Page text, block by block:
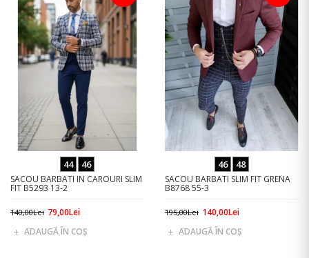
44 46
SACOU BARBATI IN CAROURI SLIM
FIT B5293 13-2
140,00Lei 79,00Lei
ADAUGĂ ÎN COŞ
46 48
SACOU BARBATI SLIM FIT GRENA
B8768 55-3
195,00Lei 140,00Lei
ADAUGĂ ÎN COŞ